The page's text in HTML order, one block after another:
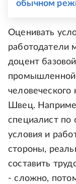
обычном
Оценивать
работодатели
доцент
промышленной
Швец.
специалист по
условия и
стороны,
составить
- сложно,